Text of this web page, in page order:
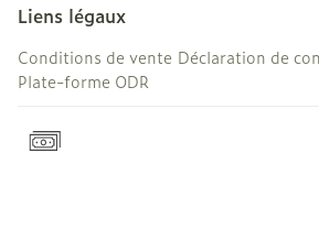
Liens légaux
Conditions de vente Déclaration de
Plate-forme ODR